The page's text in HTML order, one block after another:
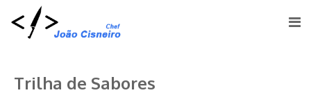
Trilha de Sabores